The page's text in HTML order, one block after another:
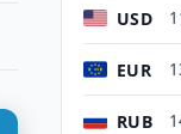
USD
EUR
RUB